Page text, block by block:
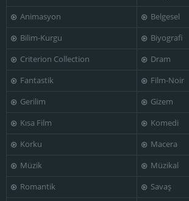
Animasyon
Belgesel
Bilim-Kurgu
Biyografi
Criterion Collection
Dram
Fantastik
Film-Noir
Gerilim
Gizem
Kısa Film
Komedi
Korku
Macera
Müzik
Müzikal
Romantik
Savaş